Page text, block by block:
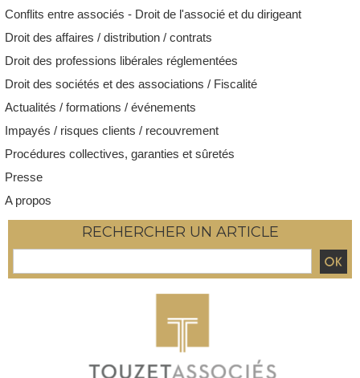
Conflits entre associés - Droit de l'associé et du dirigeant
Droit des affaires / distribution / contrats
Droit des professions libérales réglementées
Droit des sociétés et des associations / Fiscalité
Actualités / formations / événements
Impayés / risques clients / recouvrement
Procédures collectives, garanties et sûretés
Presse
A propos
RECHERCHER UN ARTICLE